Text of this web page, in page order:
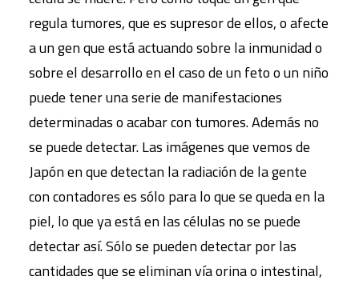
regula tumores, que es supresor de ellos, o afecte
a un gen que está actuando sobre la inmunidad o
sobre el desarrollo en el caso de un feto o un niño
puede tener una serie de manifestaciones
determinadas o acabar con tumores. Además no
se puede detectar. Las imágenes que vemos de
Japón en que detectan la radiación de la gente
con contadores es sólo para lo que se queda en la
piel, lo que ya está en las células no se puede
detectar así. Sólo se pueden detectar por las
cantidades que se eliminan vía orina o intestinal,